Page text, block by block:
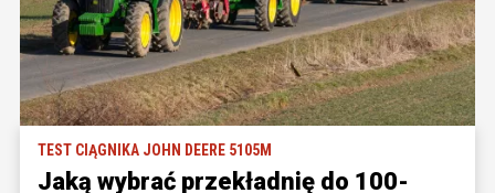
TEST CIĄGNIKA JOHN DEERE 5105M
Jaką wybrać przekładnię do 100-